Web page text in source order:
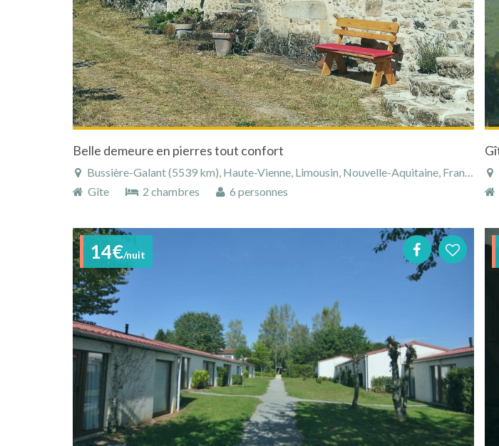
Belle demeure en pierres tout confort
Bussière-Galant (5539 km), Haute-Vienne, Limousin, Nouvelle-Aquitaine, France
Gîte
2 chambres 6 personnes
14€/nuit